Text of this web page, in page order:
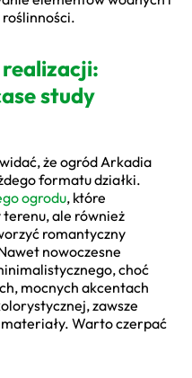
study
że ogród Arkadia
formatu działki.
ogrodu, które
ale również
romantyczny
nowoczesne
choć
mocnych akcentach
zawsze
Warto czerpać